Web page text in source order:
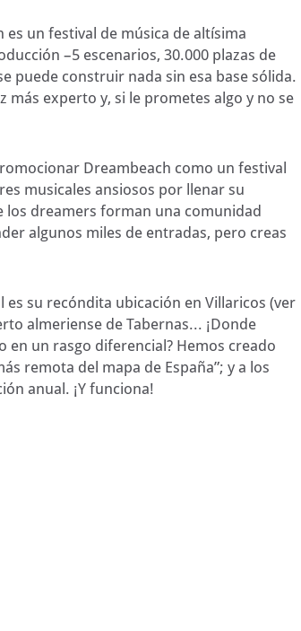
es un festival de música de altísima
–5 escenarios, 30.000 plazas de
puede construir nada sin esa base sólida.
más experto y, si le prometes algo y no se
Dreambeach como un festival
musicales ansiosos por llenar su
los dreamers forman una comunidad
algunos miles de entradas, pero creas
es su recóndita ubicación en Villaricos (ver
almeriense de Tabernas... ¡Donde
un rasgo diferencial? Hemos creado
remota del mapa de España”; y a los
anual. ¡Y funciona!